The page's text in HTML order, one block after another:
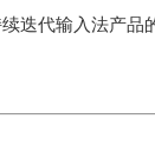
代输入法产品